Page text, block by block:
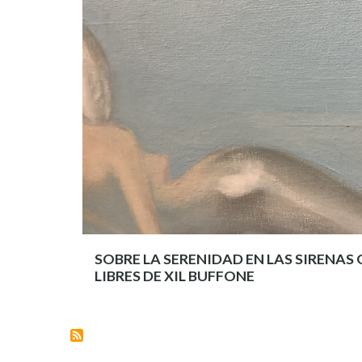
SOBRE LA SERENIDAD EN LAS SIRENAS
LIBRES DE XIL BUFFONE